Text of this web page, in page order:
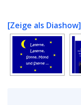
[Zeige als Diashow]